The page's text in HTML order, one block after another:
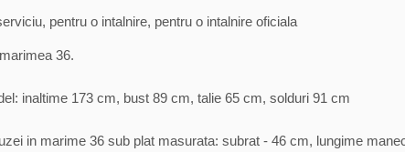
pentru o intalnire, pentru o intalnire oficiala
36.
inaltime 173 cm, bust 89 cm, talie 65 cm, solduri 91 cm
in marime 36 sub plat masurata: subrat - 46 cm, lungime